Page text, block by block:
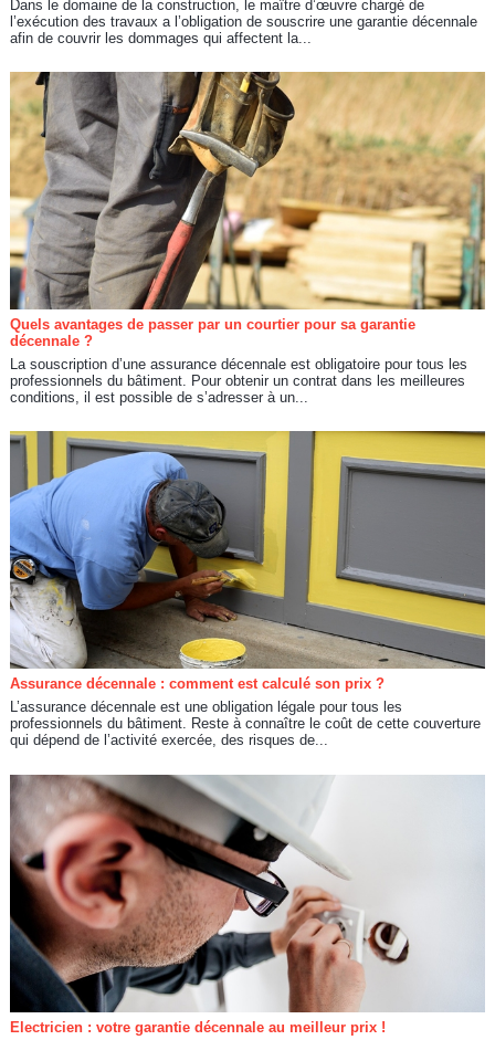
Dans le domaine de la construction, le maître d’œuvre chargé de
l’exécution des travaux a l’obligation de souscrire une garantie décennale
afin de couvrir les dommages qui affectent la...
Quels avantages de passer par un courtier pour sa garantie
décennale ?
La souscription d’une assurance décennale est obligatoire pour tous les
professionnels du bâtiment. Pour obtenir un contrat dans les meilleures
conditions, il est possible de s’adresser à un...
Assurance décennale : comment est calculé son prix ?
L’assurance décennale est une obligation légale pour tous les
professionnels du bâtiment. Reste à connaître le coût de cette couverture
qui dépend de l’activité exercée, des risques de...
Electricien : votre garantie décennale au meilleur prix !